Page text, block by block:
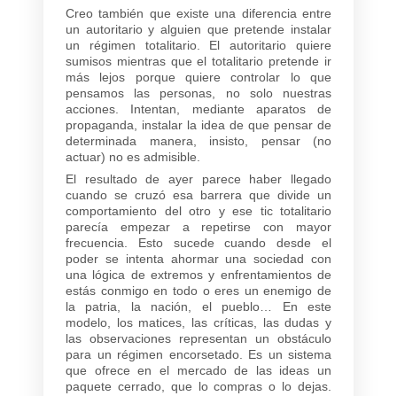
Creo también que existe una diferencia entre
un autoritario y alguien que pretende instalar
un régimen totalitario. El autoritario quiere
sumisos mientras que el totalitario pretende ir
más lejos porque quiere controlar lo que
pensamos las personas, no solo nuestras
acciones. Intentan, mediante aparatos de
propaganda, instalar la idea de que pensar de
determinada manera, insisto, pensar (no
actuar) no es admisible.
El resultado de ayer parece haber llegado
cuando se cruzó esa barrera que divide un
comportamiento del otro y ese tic totalitario
parecía empezar a repetirse con mayor
frecuencia. Esto sucede cuando desde el
poder se intenta ahormar una sociedad con
una lógica de extremos y enfrentamientos de
estás conmigo en todo o eres un enemigo de
la patria, la nación, el pueblo… En este
modelo, los matices, las críticas, las dudas y
las observaciones representan un obstáculo
para un régimen encorsetado. Es un sistema
que ofrece en el mercado de las ideas un
paquete cerrado, que lo compras o lo dejas.